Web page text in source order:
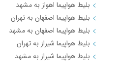
بلیط هواپیما اهواز به مشهد
بلیط هواپیما اصفهان به تهران
بلیط هواپیما اصفهان به مشهد
بلیط هواپیما شیراز به تهران
بلیط هواپیما شیراز به مشهد